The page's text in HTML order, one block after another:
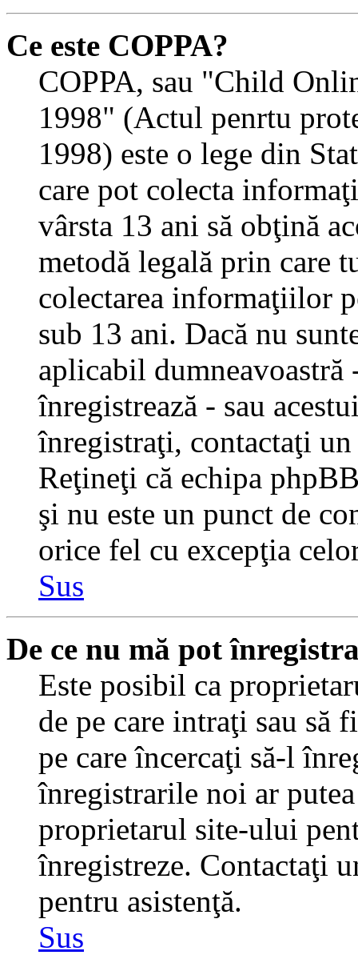
Ce este COPPA?
COPPA, sau "Child
1998" (Actul penrtu
1998) este o lege din
care pot colecta
vârsta 13 ani să obţină
metodă legală prin care
colectarea informaţiilor
sub 13 ani. Dacă nu
aplicabil dumneavoastră
înregistrează - sau
înregistraţi, contactaţi
Reţineţi că echipa
şi nu este un punct de
orice fel cu excepţia
Sus
De ce nu mă pot
Este posibil ca
de pe care intraţi sau să
pe care încercaţi să-l
înregistrarile noi ar
proprietarul site-ului
înregistreze. Contactaţi
pentru asistenţă.
Sus